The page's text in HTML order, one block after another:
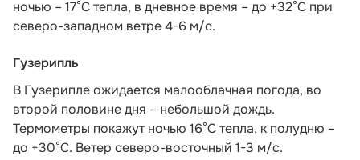
ночью – 17°С тепла, в дневное время – до +32°С при
северо-западном ветре 4-6 м/с.
Гузерипль
В Гузерипле ожидается малооблачная погода, во
второй половине дня – небольшой дождь.
Термометры покажут ночью 16°С тепла, к полудню –
до +30°С. Ветер северо-восточный 1-3 м/с.